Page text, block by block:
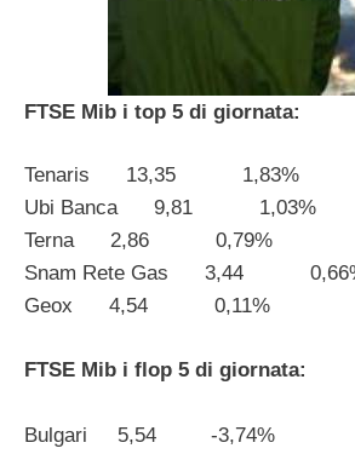
FTSE Mib i top 5 di giornata:
Tenaris 13,35 1,83%
Ubi Banca 9,81 1,03%
Terna 2,86 0,79%
Snam Rete Gas 3,44
Geox 4,54 0,11%
FTSE Mib i flop 5 di giornata:
Bulgari 5,54 -3,74%